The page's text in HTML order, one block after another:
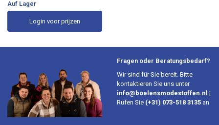
Auf Lager
Login voor prijzen
Fragen oder Beratungsbedarf?
Wir sind für Sie bereit. Bitte
kontaktieren Sie uns unter
info@boelensmodestoffen.nl |
Rufen Sie (+31) 073-518 3135 an